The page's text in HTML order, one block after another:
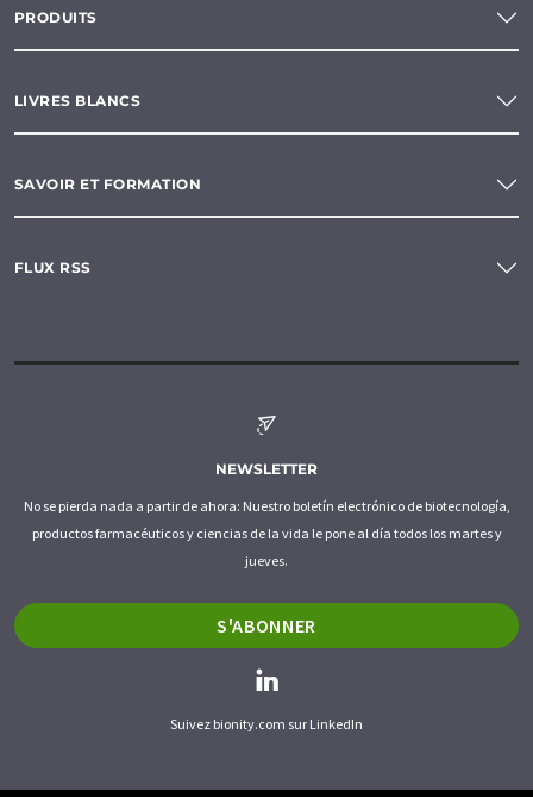
PRODUITS
LIVRES BLANCS
SAVOIR ET FORMATION
FLUX RSS
NEWSLETTER
No se pierda nada a partir de ahora: Nuestro boletín electrónico de biotecnología,
productos farmacéuticos y ciencias de la vida le pone al día todos los martes y
jueves.
S'ABONNER
Suivez bionity.com sur LinkedIn